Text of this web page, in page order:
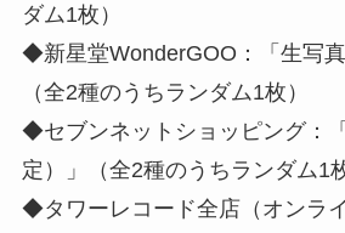
ダム1枚）
◆新星堂WonderGOO：「生写真
（全2種のうちランダム1枚）
◆セブンネットショッピング：
定）」（全2種のうちランダム1
◆タワーレコード全店（オンラ